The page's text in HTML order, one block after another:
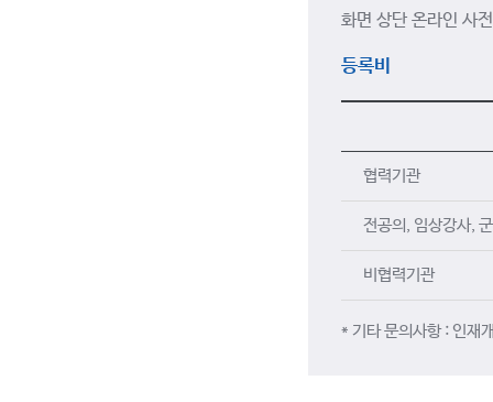
화면 상단 온라인 사
등록비
협력기관
전공의, 임상강사,
비협력기관
* 기타 문의사항 : 인